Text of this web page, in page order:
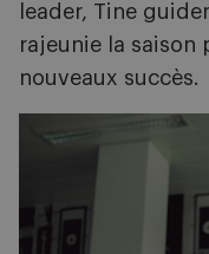
leader, Tine
rajeunie la saison
nouveaux succès.